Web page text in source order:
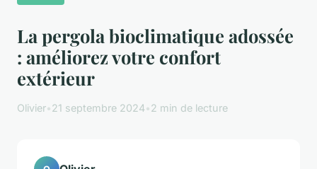
La pergola bioclimatique adossée
: améliorez votre confort
extérieur
Olivier•21 septembre 2024•2 min de lecture